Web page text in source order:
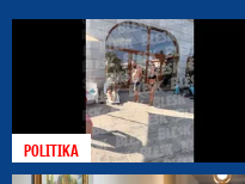
POLITIKA